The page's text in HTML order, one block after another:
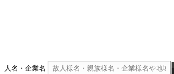
人名・企業名